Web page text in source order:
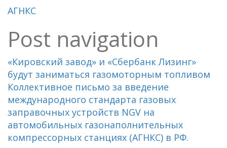
АГНКС
Post navigation
«Кировский завод» и «Сбербанк Лизинг»
будут заниматься газомоторным топливом
Коллективное письмо за введение
международного стандарта газовых
заправочных устройств NGV на
автомобильных газонаполнительных
компрессорных станциях (АГНКС) в РФ.